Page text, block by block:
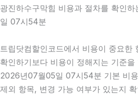
광진하수구막힘 비용과 절차를 확인
일 07시54분
트립닷컴할인코드에서 비용이 중요한
확인하기보다 비용이 정해지는 기준
2026년07월05일 07시54분 기본 비
제외 항목, 변경 가능 여부가 있는지